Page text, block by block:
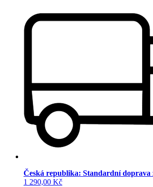
Česká republika: Standardní doprava
1 290,00 Kč